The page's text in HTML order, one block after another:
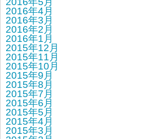
2016年4月
2016年3月
2016年2月
2016年1月
2015年12月
2015年11月
2015年10月
2015年9月
2015年8月
2015年7月
2015年6月
2015年5月
2015年4月
2015年3月